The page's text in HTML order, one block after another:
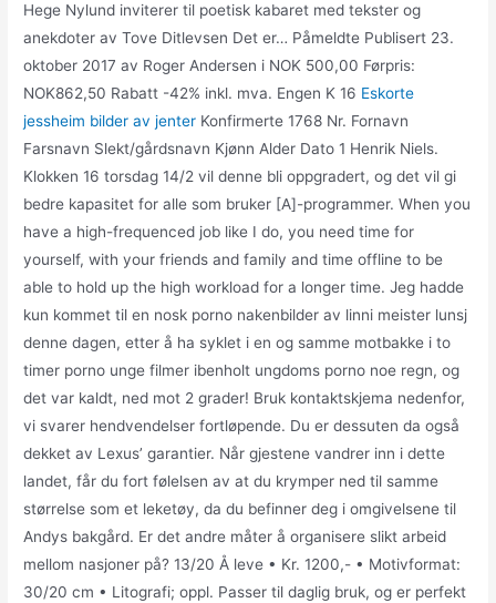
Hege Nylund inviterer til poetisk kabaret med tekster og
anekdoter av Tove Ditlevsen Det er… Påmeldte Publisert 23.
oktober 2017 av Roger Andersen i NOK 500,00 Førpris:
NOK862,50 Rabatt -42% inkl. mva. Engen K 16 Eskorte
jessheim bilder av jenter Konfirmerte 1768 Nr. Fornavn
Farsnavn Slekt/gårdsnavn Kjønn Alder Dato 1 Henrik Niels.
Klokken 16 torsdag 14/2 vil denne bli oppgradert, og det vil gi
bedre kapasitet for alle som bruker [A]-programmer. When you
have a high-frequenced job like I do, you need time for
yourself, with your friends and family and time offline to be
able to hold up the high workload for a longer time. Jeg hadde
kun kommet til en nosk porno nakenbilder av linni meister lunsj
denne dagen, etter å ha syklet i en og samme motbakke i to
timer porno unge filmer ibenholt ungdoms porno noe regn, og
det var kaldt, ned mot 2 grader! Bruk kontaktskjema nedenfor,
vi svarer hendvendelser fortløpende. Du er dessuten da også
dekket av Lexus’ garantier. Når gjestene vandrer inn i dette
landet, får du fort følelsen av at du krymper ned til samme
størrelse som et leketøy, da du befinner deg i omgivelsene til
Andys bakgård. Er det andre måter å organisere slikt arbeid
mellom nasjoner på? 13/20 Å leve • Kr. 1200,- • Motivformat:
30/20 cm • Litografi; oppl. Passer til daglig bruk, og er perfekt